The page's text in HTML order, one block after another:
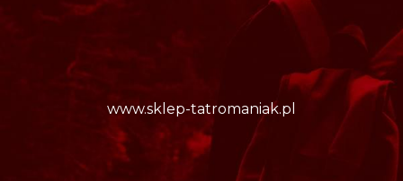
www.sklep-tatromaniak.pl